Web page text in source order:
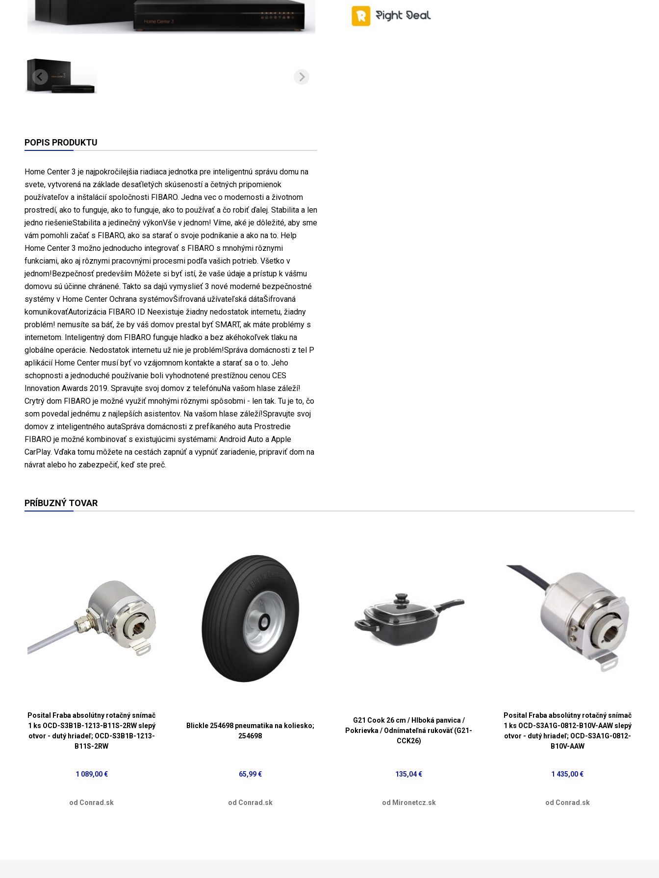
POPIS PRODUKTU
Home Center 3 je najpokročilejšia riadiaca jednotka pre inteligentnú správu domu na
svete, vytvorená na základe desaťletých skúseností a četných pripomienok
používateľov a inštalácií spoločnosti FIBARO. Jedna vec o modernosti a životnom
prostredí, ako to funguje, ako to funguje, ako to používať a čo robiť ďalej. Stabilita a len
jedno riešenieStabilita a jedinečný výkonVše v jednom! Víme, aké je dôležité, aby sme
vám pomohli začať s FIBARO, ako sa starať o svoje podnikanie a ako na to. Help
Home Center 3 možno jednoducho integrovať s FIBARO s mnohými rôznymi
funkciami, ako aj rôznymi pracovnými procesmi podľa vašich potrieb. Všetko v
jednom!Bezpečnosť predevším Môžete si byť istí, že vaše údaje a prístup k vášmu
domovu sú účinne chránené. Takto sa dajú vymyslieť 3 nové moderné bezpečnostné
systémy v Home Center Ochrana systémovŠifrovaná užívateľská dátaŠifrovaná
komunikovaťAutorizácia FIBARO ID Neexistuje žiadny nedostatok internetu, žiadny
problém! nemusíte sa báť, že by váš domov prestal byť SMART, ak máte problémy s
internetom. Inteligentný dom FIBARO funguje hladko a bez akéhokoľvek tlaku na
globálne operácie. Nedostatok internetu už nie je problém!Správa domácnosti z tel P
aplikácií Home Center musí byť vo vzájomnom kontakte a starať sa o to. Jeho
schopnosti a jednoduché používanie boli vyhodnotené prestížnou cenou CES
Innovation Awards 2019. Spravujte svoj domov z telefónuNa vašom hlase záleží!
Crytrý dom FIBARO je možné využiť mnohými rôznymi spôsobmi - len tak. Tu je to, čo
som povedal jednému z najlepších asistentov. Na vašom hlase záleží!Spravujte svoj
domov z inteligentného autaSpráva domácnosti z prefíkaného auta Prostredie
FIBARO je možné kombinovať s existujúcimi systémami: Android Auto a Apple
CarPlay. Vďaka tomu môžete na cestách zapnúť a vypnúť zariadenie, pripraviť dom na
návrat alebo ho zabezpečiť, keď ste preč.
PRÍBUZNÝ TOVAR
Posital Fraba absolútny rotačný snímač
1 ks OCD-S3B1B-1213-B11S-2RW slepý
otvor - dutý hriadeľ; OCD-S3B1B-1213-
B11S-2RW
1 089,00 €
od Conrad.sk
Blickle 254698 pneumatika na koliesko;
254698
65,99 €
od Conrad.sk
G21 Cook 26 cm / Hlboká panvica /
Pokrievka / Odnímateľná rukoväť (G21-
CCK26)
135,04 €
od Mironetcz.sk
Posital Fraba absolútny rotačný snímač
1 ks OCD-S3A1G-0812-B10V-AAW slepý
otvor - dutý hriadeľ; OCD-S3A1G-0812-
B10V-AAW
1 435,00 €
od Conrad.sk